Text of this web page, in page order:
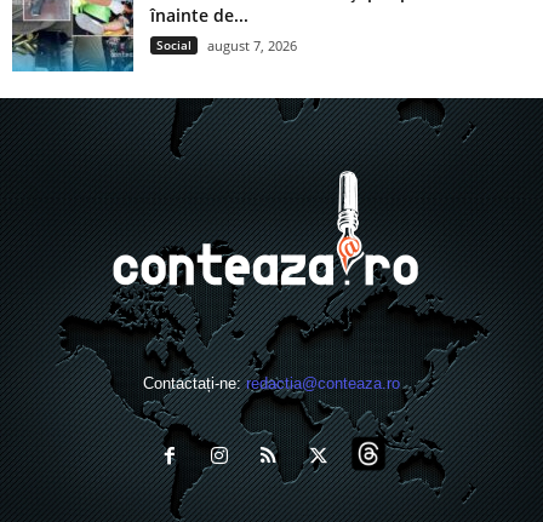
înainte de...
Social august 7, 2026
Contactați-ne:redactia@conteaza.ro